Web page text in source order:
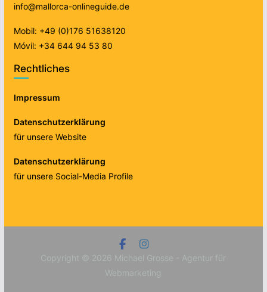
info@mallorca-onlineguide.de
Mobil: +49 (0)176 51638120
Móvil: +34 644 94 53 80
Rechtliches
Impressum
Datenschutzerklärung
für unsere Website
Datenschutzerklärung
für unsere Social-Media Profile
Copyright © 2026 Michael Grosse - Agentur für
Webmarketing